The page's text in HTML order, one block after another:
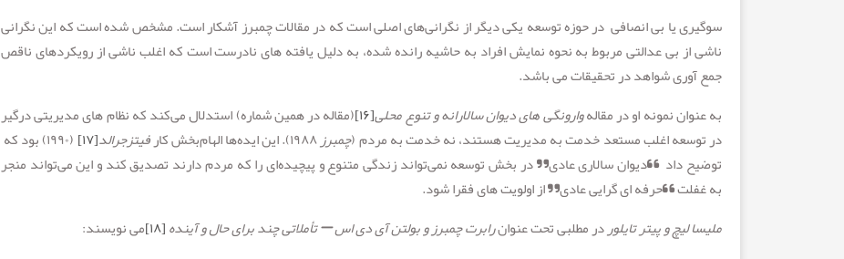
سوگیری یا بی انصافی در حوزه توسعه یکی دیگر از نگرانی‌های اصلی است که در مقالات چمبرز آشکار است. مشخص شده است که این نگرانی
ناشی از بی عدالتی مربوط به نحوه نمایش افراد به حاشیه رانده شده، به دلیل یافته های نادرست است که اغلب ناشی از رویکردهای ناقص
جمع آوری شواهد در تحقیقات می باشد.
به عنوان نمونه او در مقالهوارونگی های دیوان سالارانه و تنوع محلی[۱۶]
(مقاله در همین شماره) استدلال می‌کند که نظام های مدیریتی درگیر
در توسعه اغلب مستعد خدمت به مدیریت هستند، نه خدمت به مردم (چمبرز فیتزجرالد[۱۷]
(۱۹۹۰) بود که
توضیح داد “دیوان سالاری عادی” در بخش توسعه نمی‌تواند زندگی متنوع و پیچیده‌ای را که مردم دارند تصدیق کند و این می‌تواند منجر
به غفلت “حرفه‌ ای گرایی عادی” از اولویت های فقرا شود.
ملیسا لیچ و پیتر تایلور در مطلبی تحت عنوانرابرت چمبرز و بولتن آی دی اس – تأملاتی چند برای حال و آینده [۱۸] می نویسند: